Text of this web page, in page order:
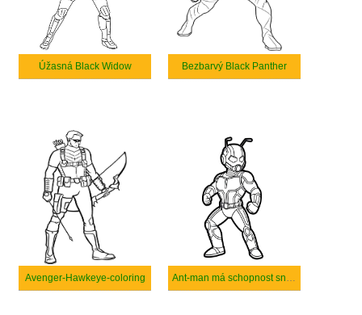
Úžasná Black Widow Bezbarvý Black Panther
Avenger-Hawkeye-coloring Ant-man má schopnost snížit se.